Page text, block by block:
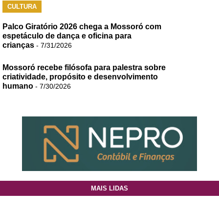
CULTURA
Palco Giratório 2026 chega a Mossoró com
espetáculo de dança e oficina para
crianças - 7/31/2026
Mossoró recebe filósofa para palestra sobre
criatividade, propósito e desenvolvimento
humano - 7/30/2026
MAIS LIDAS